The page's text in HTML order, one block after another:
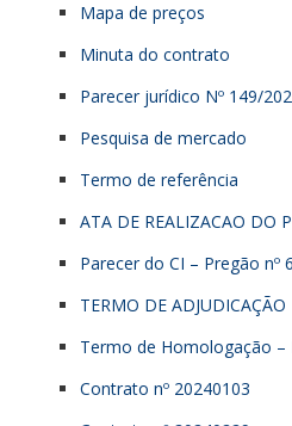
Mapa de preços
Minuta do contrato
Parecer jurídico Nº 149/
Pesquisa de mercado
Termo de referência
ATA DE REALIZACAO DO
Parecer do CI – Pregão nº
TERMO DE ADJUDICAÇÃO
Termo de Homologação –
Contrato nº 20240103